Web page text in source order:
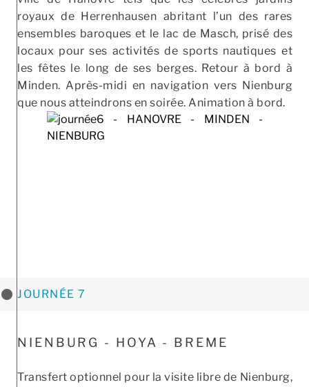
royaux de Herrenhausen abritant l’un des rares
ensembles baroques et le lac de Masch, prisé des
locaux pour ses activités de sports nautiques et
les fêtes le long de ses berges. Retour à bord à
Minden. Après-midi en navigation vers Nienburg
que nous atteindrons en soirée. Animation à bord.
JOURNÉE 7
NIENBURG - HOYA - BREME
Transfert optionnel pour la visite libre de Nienburg,